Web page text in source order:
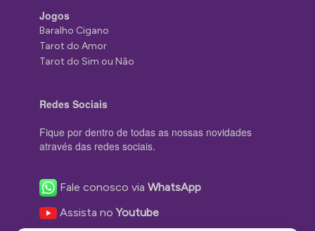
Jogos
Baralho Cigano
Tarot do Amor
Tarot do Sim ou Não
Redes Sociais
Fique por dentro de todas as nossas novidades
através das redes sociais.
Fale conosco viaWhatsApp
Assista noYoutube